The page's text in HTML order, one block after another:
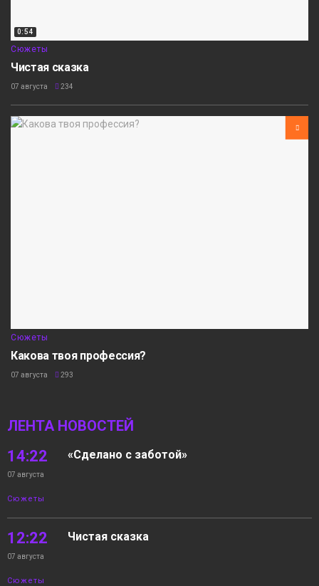
0:54
Сюжеты
Чистая сказка
07 августа 234
Сюжеты
Какова твоя профессия?
07 августа 293
ЛЕНТА НОВОСТЕЙ
14:22
07 августа
Сюжеты
«Сделано с заботой»
12:22
07 августа
Сюжеты
Чистая сказка